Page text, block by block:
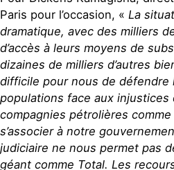
Paris pour l’occasion, « La
dramatique, avec des milliers
d’accès à leurs moyens de
dizaines de milliers d’autres
difficile pour nous de défendre
populations face aux injustices
compagnies pétrolières
s’associer à notre
judiciaire ne nous permet pas
géant comme Total. Les